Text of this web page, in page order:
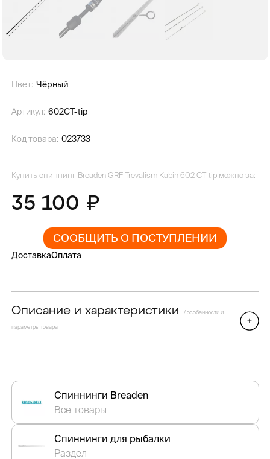
Цвет: Чёрный
Артикул: 602CT-tip
Код товара: 023733
Купить спиннинг Breaden GRF Trevalism Kabin 602 CT-tip можно за:
35 100
СООБЩИТЬ О ПОСТУПЛЕНИИ
ДоставкаОплата
Описание и характеристики / особенности и
параметры товара
Спиннинги Breaden
Все товары
Спиннинги для рыбалки
Раздел